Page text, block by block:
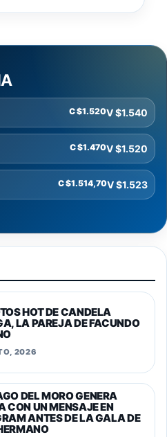
C $1.520V $1.540
C $1.470V $1.520
C $1.514,70V $1.523
HOT DE CANDELA
LA PAREJA DE FACUNDO
2026
DEL MORO GENERA
CON UN MENSAJE EN
ANTES DE LA GALA DE